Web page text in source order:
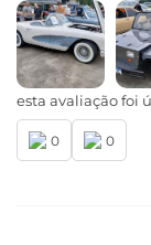
Captura de
Bandas
2G - GSM
3G -
esta avaliação foi
0 0